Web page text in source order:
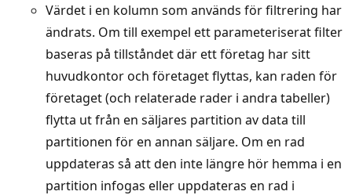
Värdet i en kolumn som används för filtrering har
ändrats. Om till exempel ett parameteriserat filter
baseras på tillståndet där ett företag har sitt
huvudkontor och företaget flyttas, kan raden för
företaget (och relaterade rader i andra tabeller)
flytta ut från en säljares partition av data till
partitionen för en annan säljare. Om en rad
uppdateras så att den inte längre hör hemma i en
partition infogas eller uppdateras en rad i